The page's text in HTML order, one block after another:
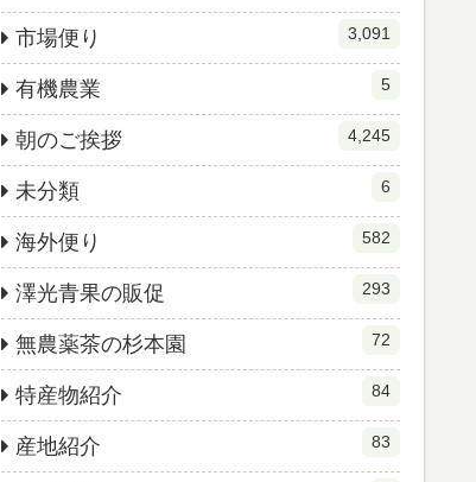
市場便り 3,091
有機農業 5
朝のご挨拶 4,245
未分類 6
海外便り 582
澤光青果の販促 293
無農薬茶の杉本園 72
特産物紹介 84
産地紹介 83